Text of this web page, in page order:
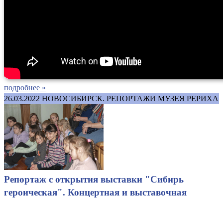
подробнее »
26.03.2022 НОВОСИБИРСК. РЕПОРТАЖИ МУЗЕЯ РЕРИХА
Репортаж с открытия выставки "Сибирь
героическая". Концертная и выставочная